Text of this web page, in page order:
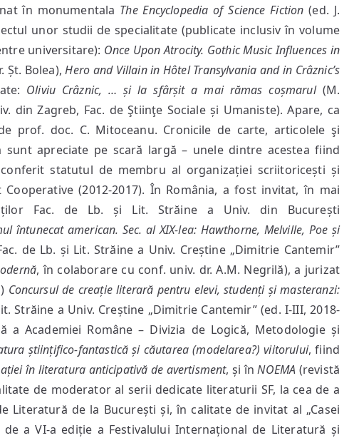
în monumentala The Encyclopedia of Science Fiction (ed. J.
unor studii de specialitate (publicate inclusiv în volume
universitare): Once Upon Atrocity. Gothic Music Influences in
Șt. Bolea),Hero and Villain in Hôtel Transylvania and in Crâznic’s
Oliviu Crâznic, … și la sfârșit a mai rămas coșmarul(M.
din Zagreb, Fac. de Ştiinţe Sociale și Umaniste). Apare, ca
prof. doc. C. Mitoceanu. Cronicile de carte, articolele şi
apreciate pe scară largă – unele dintre acestea fiind
statutul de membru al organizației scriitoricești și
(2012-2017). În România, a fost invitat, în mai
Fac. de Lb. și Lit. Străine a Univ. din București
întunecat american. Sec. al XIX-lea: Hawthorne, Melville, Poe și
de Lb. și Lit. Străine a Univ. Creștine „Dimitrie Cantemir”
, în colaborare cu conf. univ. dr. A.M. Negrilă), a jurizat
Concursul de creație literară pentru elevi, studenți și masteranzi:
Străine a Univ. Creștine „Dimitrie Cantemir” (ed. I-III, 2018-
a Academiei Române – Divizia de Logică, Metodologie și
științifico-fantastică și căutarea (modelarea?) viitorului, fiind
în literatura anticipativă de avertisment, și înNOEMA (revistă
de moderator al serii dedicate literaturii SF, la cea de a
Literatură de la București și, în calitate de invitat al „Casei
de a VI-a ediție a Festivalului Internațional de Literatură și